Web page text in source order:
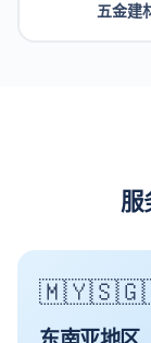
五金建
服